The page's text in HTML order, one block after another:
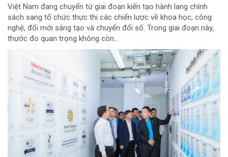
Việt Nam đang chuyển từ giai đoạn kiến tạo hành lang chính
sách sang tổ chức thực thi các chiến lược về khoa học, công
nghệ, đổi mới sáng tạo và chuyển đổi số. Trong giai đoạn này,
thước đo quan trọng không còn...